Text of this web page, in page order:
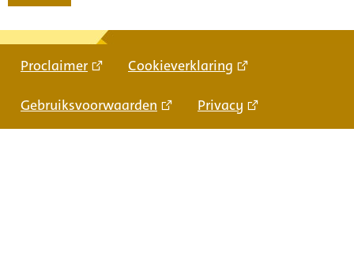
Proclaimer Cookieverklaring
Gebruiksvoorwaarden Privacy